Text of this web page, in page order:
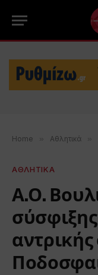
Home » Αθλητικά »
ΑΘΛΗΤΙΚΑ
Α.Ο.